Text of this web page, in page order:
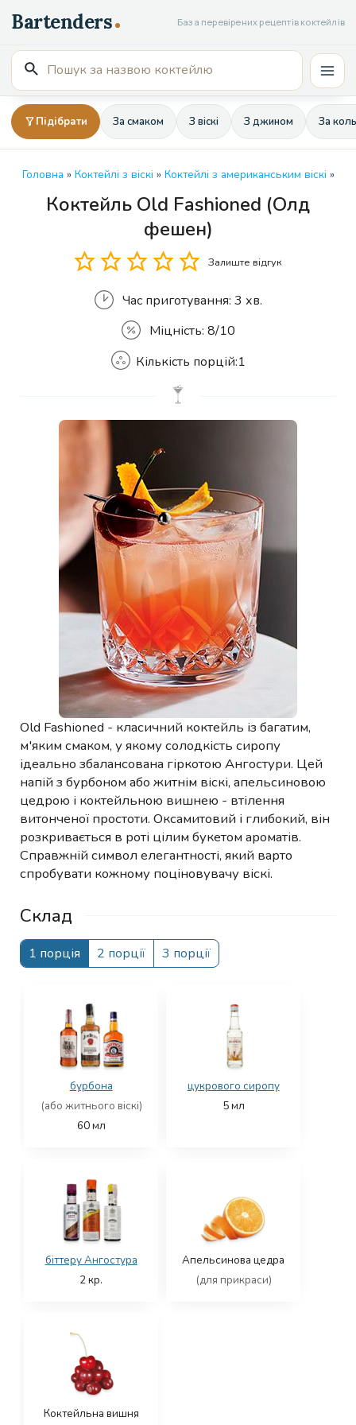
до
вмісту
База перевірених рецептів коктейлів
Пошук
для:
Підібрати За смаком З віскі З джином За
Головна » Коктейлі з віскі » Коктейлі з американським віскі »
Коктейль Old Fashioned (Олд
фешен)
Залиште відгук
Час приготування: 3 хв.
Міцність: 8/10
Кількість
Кількість порцій:1
Old Fashioned - класичний коктейль із багатим,
м'яким смаком, у якому солодкість сиропу
ідеально збалансована гіркотою Ангостури. Цей
напій з бурбоном або житнім віскі, апельсиновою
цедрою і коктейльною вишнею - втілення
витонченої простоти. Оксамитовий і глибокий, він
розкривається в роті цілим букетом ароматів.
Справжній символ елегантності, який варто
спробувати кожному поціновувачу віскі.
Склад
1 порція 2 порції 3 порції
бурбона
(або житнього віскі)
60мл
цукрового сиропу
5мл
біттеру Ангостура
2кр.
Апельсинова цедра
(для прикраси)
Коктейльна вишня